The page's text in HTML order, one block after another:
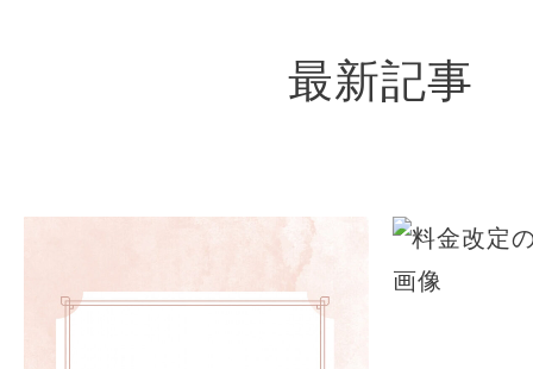
最新記事